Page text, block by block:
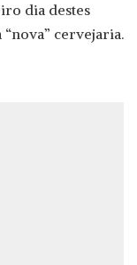
dia destes
“nova” cervejaria.